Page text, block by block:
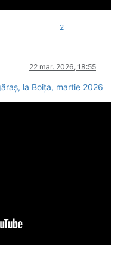
2
22 mar. 2026, 18:55
la Boița, martie 2026